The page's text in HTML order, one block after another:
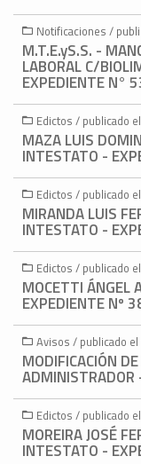
Notificaciones /
M.T.E.yS.S. -
LABORAL C/
EXPEDIENTE
Edictos / publicado
MAZA LUIS
INTESTATO -
Edictos / publicado
MIRANDA LUIS
INTESTATO -
Edictos / publicado
MOCETTI ÁNGEL
EXPEDIENTE
Avisos / publicado
MODIFICACIÓN
Edictos / publicado
MOREIRA JOSÉ
INTESTATO -